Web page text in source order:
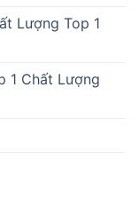
Lượng Top 1
1 Chất Lượng